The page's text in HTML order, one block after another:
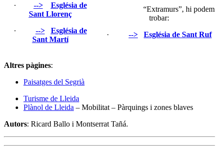
· -->
Església de
Sant Llorenç
· -->
Església de
Sant Martí
“Extramurs”, hi podem
trobar:
· --> Església de Sant Ruf
Altres pàgines:
Paisatges del Segrià
Turisme de Lleida
Plànol de Lleida – Mobilitat – Pàrquings i zones blaves
Autors: Ricard Ballo i Montserrat Tañá.